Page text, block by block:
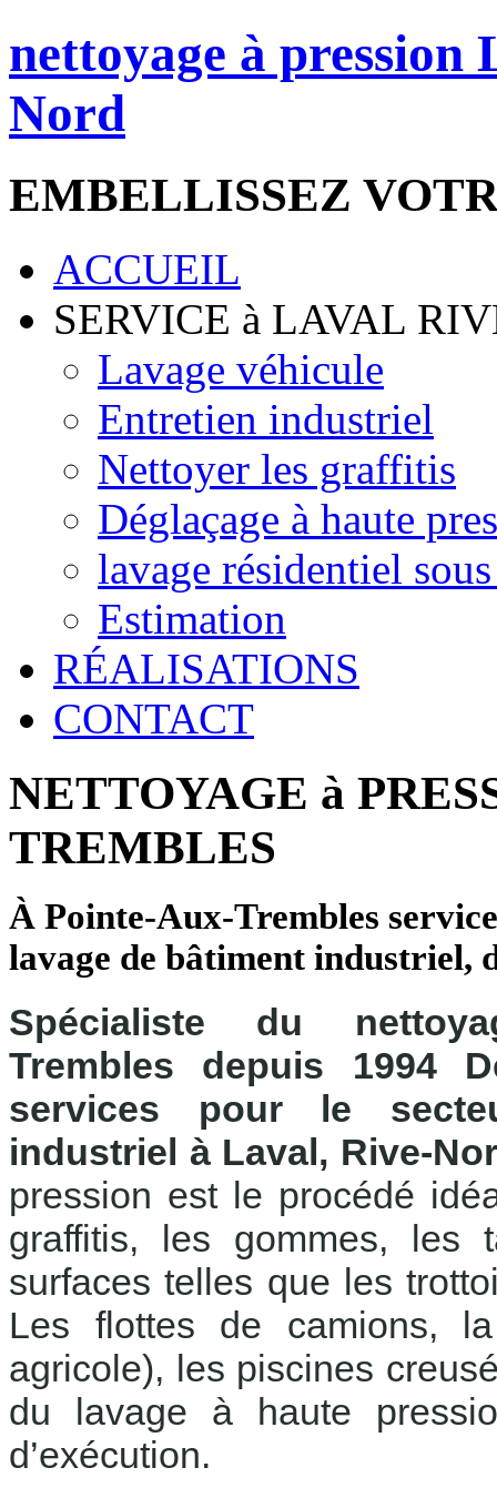
nettoyage à pression
Nord
EMBELLISSEZ
ACCUEIL
SERVICE à LAVAL
Lavage véhicule
Entretien industriel
Nettoyer les graffitis
Déglaçage à haute
lavage résidentiel
Estimation
RÉALISATIONS
CONTACT
NETTOYAGE à
TREMBLES
À Pointe-Aux-Trembles
lavage de bâtiment industriel,
Spécialiste du
Trembles depuis 1994
services pour le
industriel à Laval, Rive-
pression est le procédé
graffitis, les gommes, les
surfaces telles que les
Les flottes de camions,
agricole), les piscines
du lavage à haute
d’exécution.